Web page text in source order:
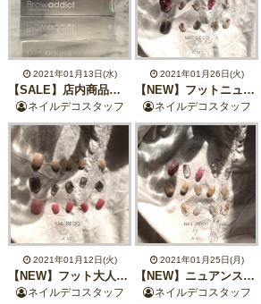
2021年01月13日(水)
【SALE】店内商品最大20%オフセール中【1/31まで】
ネイルデコスタッフ
2021年01月26日(火)
【NEW】フットニュアンスプラスデザイン【1月フット定額】
ネイルデコスタッフ
2021年01月12日(火)
【NEW】フット大人ニュアンスデザイン【1月フット定額】
ネイルデコスタッフ
2021年01月25日(月)
【NEW】ニュアンスプラスデザイン【1月定額ジェルネイル】
ネイルデコスタッフ